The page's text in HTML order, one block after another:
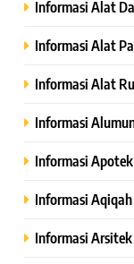
Informasi Alat
Informasi Alat
Informasi Alat
Informasi
Informasi Apotek
Informasi Aqiqah
Informasi Arsitek